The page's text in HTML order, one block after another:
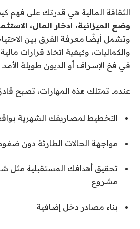
الثقافة المالية هي قدرتك على فهم
وضع الميزانية، ادخار المال،
وتشمل أيضًا معرفة الفرق بين
والكماليات، وكيفية اتخاذ قرارات
في فخ الإسراف أو الديون طويلة الأمد.
عندما تمتلك هذه المهارات، تصبح
التخطيط لمصاريفك الشهرية
مواجهة الحالات الطارئة دون
تحقيق أهدافك المستقبلية مثل
مشروع
بناء مصادر دخل إضافية